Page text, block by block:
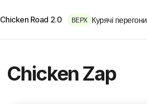
Chicken Road 2.0 ВЕРХ Курячі перегони
Chicken Zap